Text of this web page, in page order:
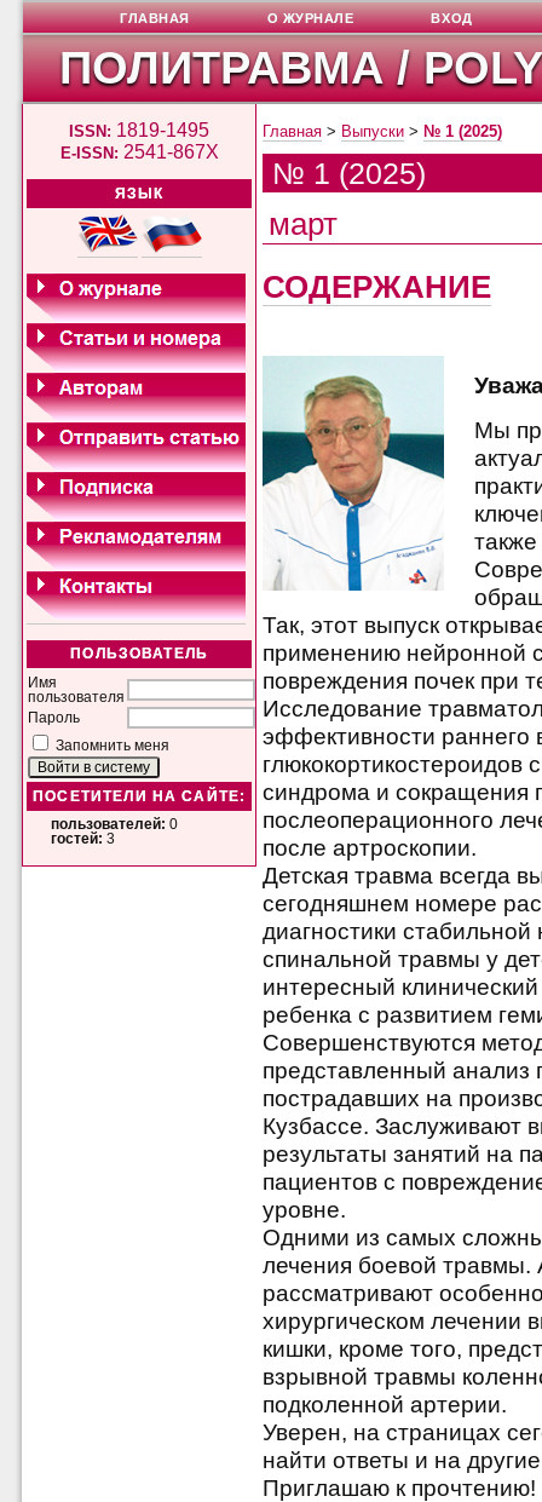
ПОЛИТРАВМА /
ISSN: 1819-1495
E-ISSN: 2541-867X
ЯЗЫК
ПОЛЬЗОВАТЕЛЬ
Имя
пользователя
Пароль
Запомнить меня
ПОСЕТИТЕЛИ НА САЙТЕ:
пользователей: 0
гостей: 3
ГЛАВНАЯ О ЖУРНАЛЕ ВХОД
Главная > Выпуски > № 1 (2025)
№ 1 (2025)
март
СОДЕРЖАНИЕ
Мы
Так, этот выпуск
применению нейронной
повреждения почек при
Исследование
эффективности раннего
глюкокортикостероидов
синдрома и сокращения
послеоперационного
после артроскопии.
Детская травма всегда
сегодняшнем номере
диагностики
спинальной травмы у
интересный
ребенка с развитием
Совершенствуются
представленный анализ
пострадавших на
Кузбассе. Заслуживают
результаты занятий на
пациентов с
уровне.
Одними из самых
лечения боевой травмы.
рассматривают
хирургическом
кишки, кроме того,
взрывной травмы
подколенной артерии.
Уверен, на страницах
найти ответы и на
Приглашаю к прочтению!